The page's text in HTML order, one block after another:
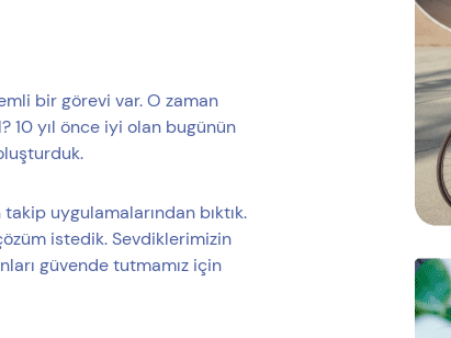
bir görevi var. O zaman
10 yıl önce iyi olan bugünün
uygulamalarından bıktık.
istedik. Sevdiklerimizin
güvende tutmamız için